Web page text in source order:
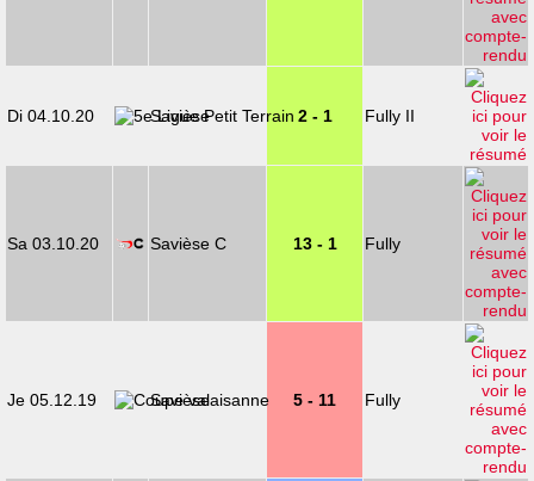
Di 04.10.20 Savièse 2 - 1 Fully II
Sa 03.10.20 Savièse C 13 - 1 Fully
Je 05.12.19 Savièse 5 - 11 Fully